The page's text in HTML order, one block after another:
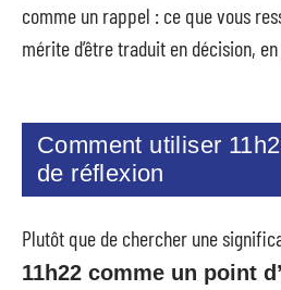
comme un rappel : ce que vous
mérite d’être traduit en décision,
Comment utiliser
de réflexion
Plutôt que de chercher une
11h22 comme un point